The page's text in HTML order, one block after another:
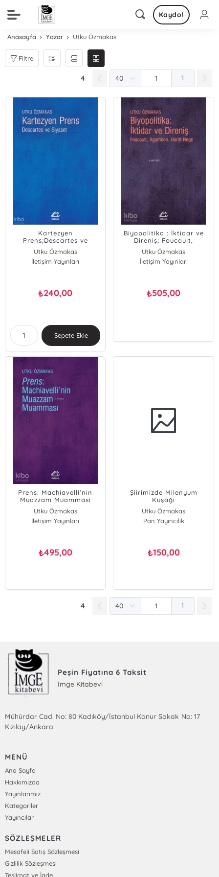
Kaydol
Anasayfa Yazar Utku Özmakas
Filtre
4 1
Kartezyen
Prens;Descartes ve
Siyaset
Utku Özmakas
İletişim Yayınları
₺240,00
Sepete Ekle
Biyopolitika : İktidar ve
Direniş; Foucault,
Agamben, Hardt-Negri
Utku Özmakas
İletişim Yayınları
₺505,00
Prens: Machiavelli'nin
Muazzam Muamması
Utku Özmakas
İletişim Yayınları
₺495,00
Şiirimizde Milenyum
Kuşağı
Utku Özmakas
Pan Yayıncılık
₺150,00
4 1
Peşin Fiyatına 6 Taksit
İmge Kitabevi
Mühürdar Cad. No: 80 Kadıköy/İstanbul Konur Sokak No: 17
Kızılay/Ankara
MENÜ
Ana Sayfa
Hakkımızda
Yayınlarımız
Kategoriler
Yayıncılar
SÖZLEŞMELER
Mesafeli Satış Sözleşmesi
Gizlilik Sözleşmesi
Teslimat ve İade